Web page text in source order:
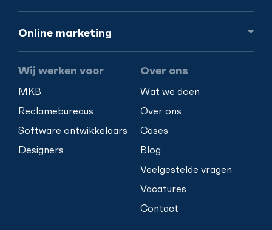
Online marketing
Wij werken voor
MKB
Reclamebureaus
Software ontwikkelaars
Designers
Over ons
Wat we doen
Over ons
Cases
Blog
Veelgestelde vragen
Vacatures
Contact